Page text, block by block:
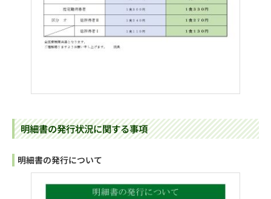
明細書の発行状況に関する事項
明細書の発行について